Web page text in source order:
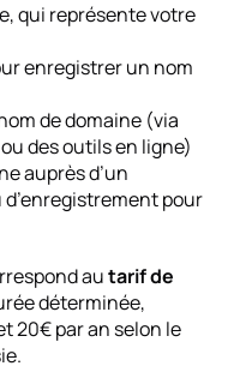
qui représente votre
enregistrer un nom
de domaine (via
des outils en ligne)
auprès d’un
pour
autarif de
déterminée,
20€ par an selon le